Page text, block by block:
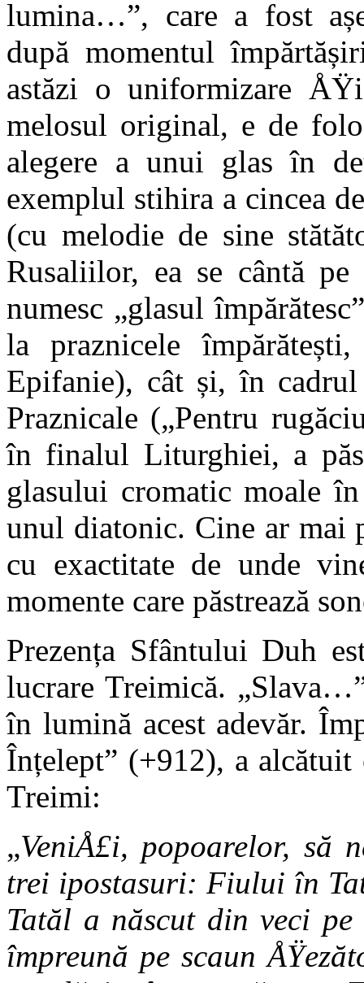
lumina…”, care a fost
după momentul
astăzi o uniformizare
melosul original, e de
alegere a unui glas în
exemplul stihira a cincea
(cu melodie de sine
Rusaliilor, ea se cântă
numesc „glasul
la praznicele
Epifanie), cât și, în
Praznicale („Pentru
în finalul Liturghiei, a
glasului cromatic moale
unul diatonic. Cine ar mai
cu exactitate de unde
momente care păstrează
Prezența Sfântului Duh
lucrare Treimică.
în lumină acest adevăr.
Înțelept” (+912), a
Treimi:
„VeniÅ£i, popoarelor, să
trei ipostasuri: Fiului în
Tatăl a născut din veci
împreună pe scaun